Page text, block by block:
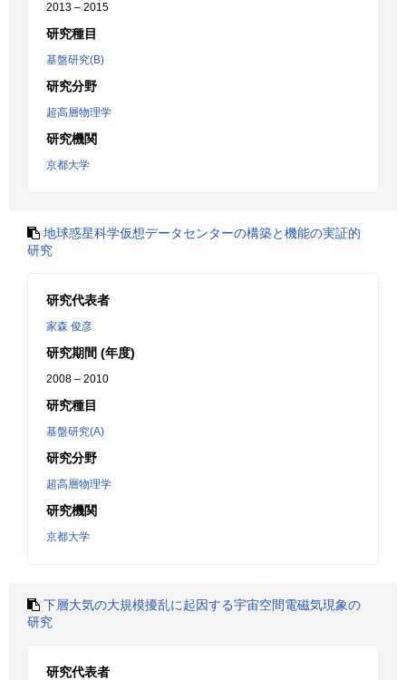
2013 – 2015
研究種目
基盤研究(B)
研究分野
超高層物理学
研究機関
京都大学
地球惑星科学仮想データセンターの構築と機能の実証的
研究
研究代表者
家森 俊彦
研究期間 (年度)
2008 – 2010
研究種目
基盤研究(A)
研究分野
超高層物理学
研究機関
京都大学
下層大気の大規模擾乱に起因する宇宙空間電磁気現象の
研究
研究代表者